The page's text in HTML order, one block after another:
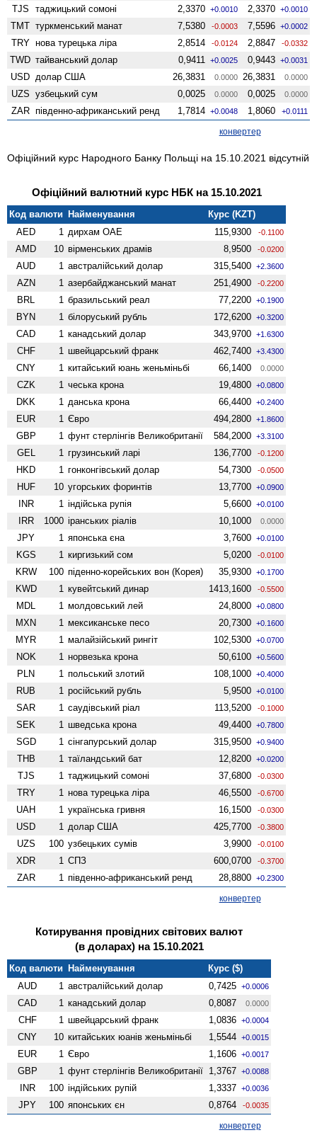
TJS таджицький сомоні 2,3370 +0.0010 2,3370 +0.0010
TMT туркменський манат 7,5380 -0.0003 7,5596 +0.0002
TRY нова турецька ліра 2,8514 -0.0124 2,8847 -0.0332
TWD тайванський долар 0,9411 +0.0025 0,9443 +0.0031
USD долар США 26,3831 0.0000 26,3831 0.0000
UZS узбецький сум 0,0025 0.0000 0,0025 0.0000
ZAR південно-африканський ренд 1,7814 +0.0048 1,8060 +0.0111
конвертер
Офіційний курс Народного Банку Польщі на 15.10.2021 відсутній
Офіційний валютний курс НБК на 15.10.2021
Код валюти Найменування
Курс (KZT)
AED
1 дирхам ОАЕ 115,9300 -0.1100
AMD 10 вiрменських драмів 8,9500 -0.0200
AUD 1 австралійський долар 315,5400 +2.3600
AZN 1 азербайджанський манат 251,4900 -0.2200
BRL 1 бразильський реал 77,2200 +0.1900
BYN 1 білоруський рубль 172,6200 +0.3200
CAD 1 канадський долар 343,9700 +1.6300
CHF 1 швейцарський франк 462,7400 +3.4300
CNY 1 китайський юань женьмiньбi 66,1400 0.0000
CZK 1 чеська крона 19,4800 +0.0800
DKK 1 данська крона 66,4400 +0.2400
EUR 1 Євро 494,2800 +1.8600
GBP 1 фунт стерлінгів Велико­британії 584,2000 +3.3100
GEL 1 грузинський ларі 136,7700 -0.1200
HKD 1 гонконгівський долар 54,7300 -0.0500
HUF 10 угорських форинтів 13,7700 +0.0900
INR 1 індійська рупія 5,6600 +0.0100
IRR 1000 іранських ріалів 10,1000 0.0000
JPY 1 японська єна 3,7600 +0.0100
KGS 1 киргизький сом 5,0200 -0.0100
KRW 100 піденно-корейських вон (Корея) 35,9300 +0.1700
KWD 1 кувейтський динар 1413,1600 -0.5500
MDL 1 молдовський лей 24,8000 +0.0800
MXN 1 мексиканське песо 20,7300 +0.1600
MYR 1 малайзійський рингіт 102,5300 +0.0700
NOK 1 норвезька крона 50,6100 +0.5600
PLN 1 польський злотий 108,1000 +0.4000
RUB 1 російський рубль 5,9500 +0.0100
SAR 1 саудівський ріал 113,5200 -0.1000
SEK 1 шведська крона 49,4400 +0.7800
SGD 1 сінгапурський долар 315,9500 +0.9400
THB 1 таїландський бат 12,8200 +0.0200
TJS 1 таджицький сомоні 37,6800 -0.0300
TRY 1 нова турецька ліра 46,5500 -0.6700
UAH 1 українська гривня 16,1500 -0.0300
USD 1 долар США 425,7700 -0.3800
UZS 100 узбецьких сумів 3,9900 -0.0100
XDR 1 СПЗ 600,0700 -0.3700
ZAR 1 південно-африканський ренд 28,8800 +0.2300
конвертер
Котирування провідних світових валют
(в доларах) на 15.10.2021
Код валюти Найменування
Курс ($)
AUD
1 австралійський долар 0,7425 +0.0006
CAD 1 канадський долар 0,8087 0.0000
CHF 1 швейцарський франк 1,0836 +0.0004
CNY 10 китайських юанів женьмiньбi 1,5544 +0.0015
EUR 1 Євро 1,1606 +0.0017
GBP 1 фунт стерлінгів Велико­британії 1,3767 +0.0088
INR 100 індійських рупій 1,3337 +0.0036
JPY 100 японських єн 0,8764 -0.0035
конвертер